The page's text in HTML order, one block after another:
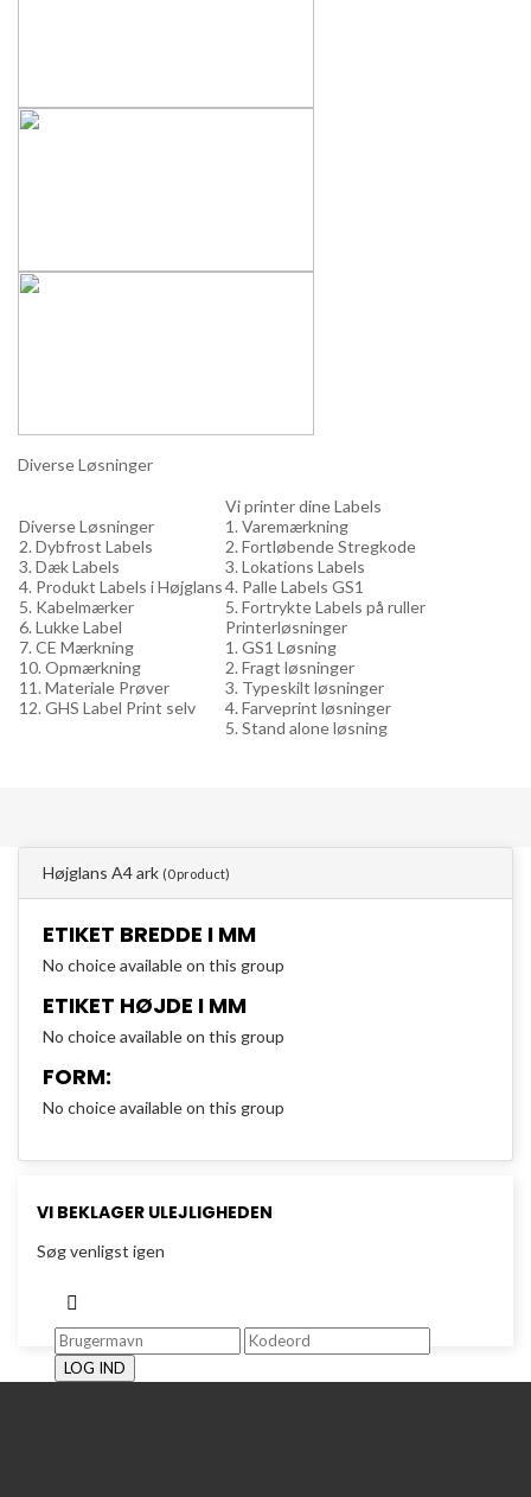
Diverse Løsninger
Diverse Løsninger
2. Dybfrost Labels
3. Dæk Labels
4. Produkt Labels i Højglans
5. Kabelmærker
6. Lukke Label
7. CE Mærkning
10. Opmærkning
11. Materiale Prøver
12. GHS Label Print selv
Vi printer dine Labels
1. Varemærkning
2. Fortløbende Stregkode
3. Lokations Labels
4. Palle Labels GS1
5. Fortrykte Labels på ruller
Printerløsninger
1. GS1 Løsning
2. Fragt løsninger
3. Typeskilt løsninger
4. Farveprint løsninger
5. Stand alone løsning
Højglans A4 ark (0 product)
ETIKET BREDDE I MM
No choice available on this group
ETIKET HØJDE I MM
No choice available on this group
FORM:
No choice available on this group
VI BEKLAGER ULEJLIGHEDEN
Søg venligst igen
LOG IND